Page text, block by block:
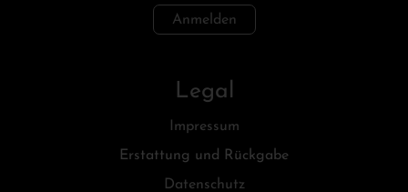
Anmelden
Legal
Impressum
Erstattung und Rückgabe
Datenschutz